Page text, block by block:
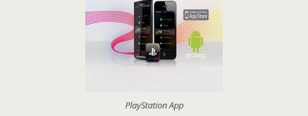
PlayStation App